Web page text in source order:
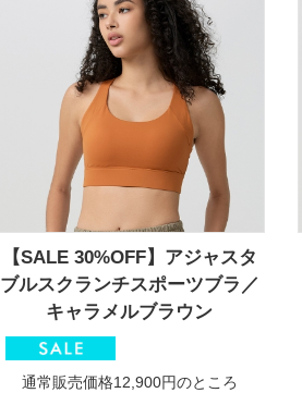
【SALE 30%OFF】アジャスタ
ブルスクランチスポーツブラ／
キャラメルブラウン
通常販売価格12,900円のところ